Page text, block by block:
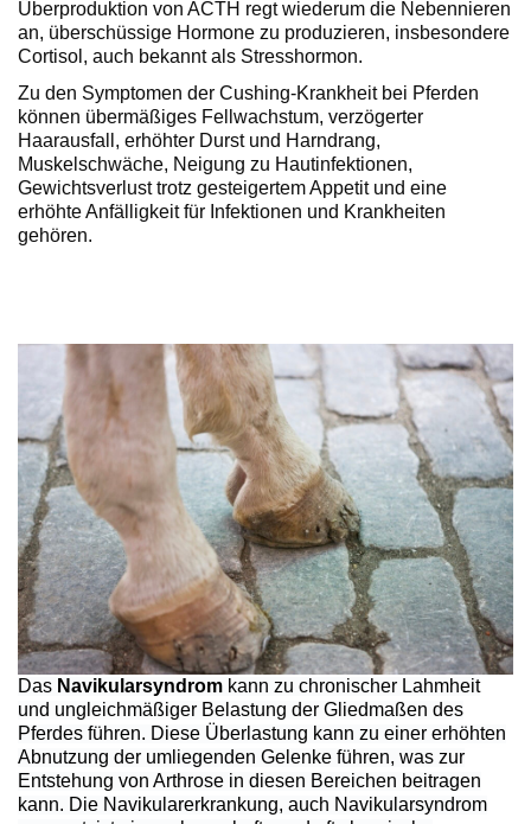
Überproduktion von ACTH regt wiederum die Nebennieren
an, überschüssige Hormone zu produzieren, insbesondere
Cortisol, auch bekannt als Stresshormon.
Zu den Symptomen der Cushing-Krankheit bei Pferden
können übermäßiges Fellwachstum, verzögerter
Haarausfall, erhöhter Durst und Harndrang,
Muskelschwäche, Neigung zu Hautinfektionen,
Gewichtsverlust trotz gesteigertem Appetit und eine
erhöhte Anfälligkeit für Infektionen und Krankheiten
gehören.
Das Navikularsyndrom kann zu chronischer Lahmheit
und ungleichmäßiger Belastung der Gliedmaßen des
Pferdes führen. Diese Überlastung kann zu einer erhöhten
Abnutzung der umliegenden Gelenke führen, was zur
Entstehung von Arthrose in diesen Bereichen beitragen
kann. Die Navikularerkrankung, auch Navikularsyndrom